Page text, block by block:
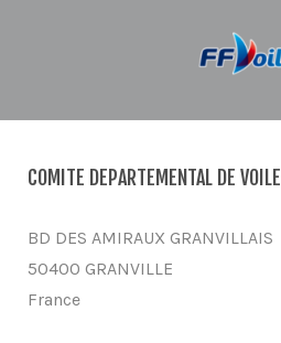
COMITE DEPARTEMENTAL DE VOILE
BD DES AMIRAUX GRANVILLAIS
50400 GRANVILLE
France